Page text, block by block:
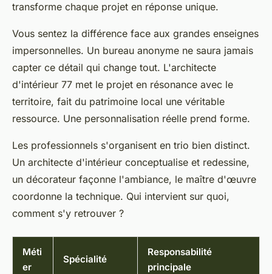
transforme chaque projet en réponse unique.
Vous sentez la différence face aux grandes enseignes
impersonnelles. Un bureau anonyme ne saura jamais
capter ce détail qui change tout. L'architecte
d'intérieur 77 met le projet en résonance avec le
territoire, fait du patrimoine local une véritable
ressource. Une personnalisation réelle prend forme.
Les professionnels s'organisent en trio bien distinct.
Un architecte d'intérieur conceptualise et redessine,
un décorateur façonne l'ambiance, le maître d'œuvre
coordonne la technique. Qui intervient sur quoi,
comment s'y retrouver ?
Méti
er
Spécialité
Responsabilité
principale